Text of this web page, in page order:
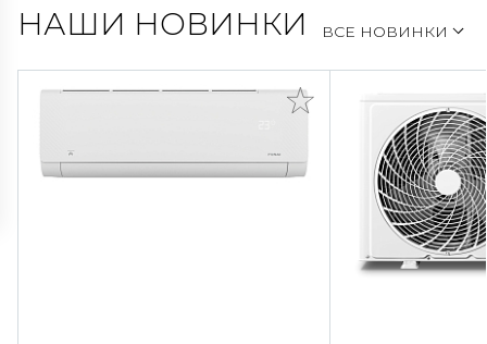
НАШИ НОВИНКИ ВСЕ НОВИНКИ